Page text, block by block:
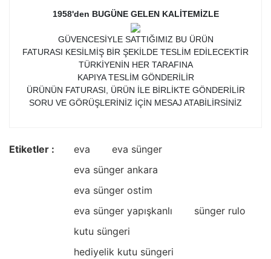
1958'den BUGÜNE GELEN KALİTEMİZLE
GÜVENCESİYLE SATTIĞIMIZ BU ÜRÜN
FATURASI KESİLMİŞ BİR ŞEKİLDE TESLİM EDİLECEKTİR
TÜRKİYENİN HER TARAFINA
KAPIYA TESLİM GÖNDERİLİR
ÜRÜNÜN FATURASI, ÜRÜN İLE BİRLİKTE GÖNDERİLİR
SORU VE GÖRÜŞLERİNİZ İÇİN MESAJ ATABİLİRSİNİZ
Etiketler : eva
eva sünger
eva sünger ankara
eva sünger ostim
eva sünger yapışkanlı
sünger rulo
kutu süngeri
hediyelik kutu süngeri